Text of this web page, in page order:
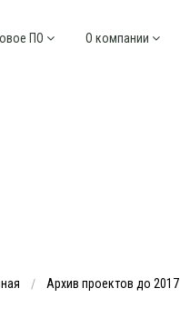
ПО О компании
Архив проектов до 2017